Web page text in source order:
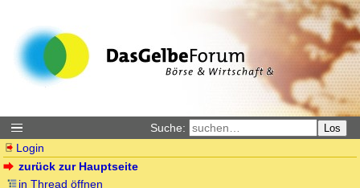
Suche: Los
Login
zurück zur Hauptseite
in Thread öffnen